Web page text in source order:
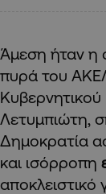
Άμεση ήταν η
πυρά του
Λετυμπιώτη,
Δημοκρατία
και ισόρροπη